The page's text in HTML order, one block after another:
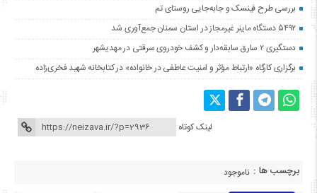
بررسی طرح فینسک و جابه‌جایی روستای تم
۵۴۹۲ دستگاه ماینر غیرمجاز در استان سمنان جمع‌آوری شد
دستگیری ۲ سارق سابقه‌دار و کشف خودروی سرقتی در مهدیشهر
برگزاری کارگاه «ارتباط مؤثر و امنیت عاطفی در خانواده» در کتابخانه شهید فخری‌زاده
لینک کوتاه
برچسب ها : ناموجود